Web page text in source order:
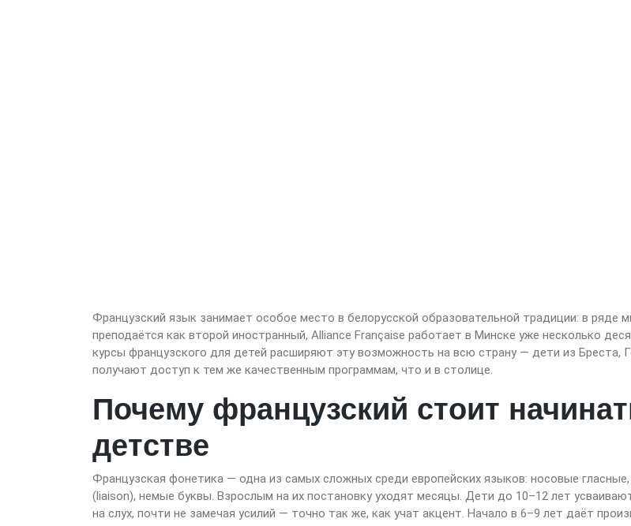
Французский язык занимает особое место в белорусской образовательной традиции: в ряде
преподаётся как второй иностранный, Alliance Française работает в Минске уже несколько
курсы французского для детей расширяют эту возможность на всю страну — дети из Бреста,
получают доступ к тем же качественным программам, что и в столице.
Почему французский стоит
детстве
Французская фонетика — одна из самых сложных среди европейских языков: носовые
(liaison), немые буквы. Взрослым на их постановку уходят месяцы. Дети до 10–12 лет
на слух, почти не замечая усилий — точно так же, как учат акцент. Начало в 6–9 лет даёт